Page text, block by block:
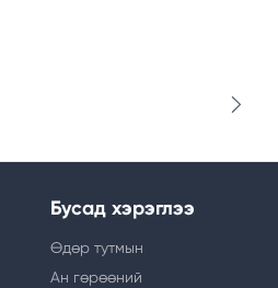
Бусад хэрэглээ
Өдөр тутмын
Ан гөрөөний